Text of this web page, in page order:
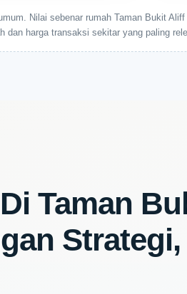
Nilai sebenar rumah Taman Bukit
dan harga transaksi sekitar yang paling
Taman